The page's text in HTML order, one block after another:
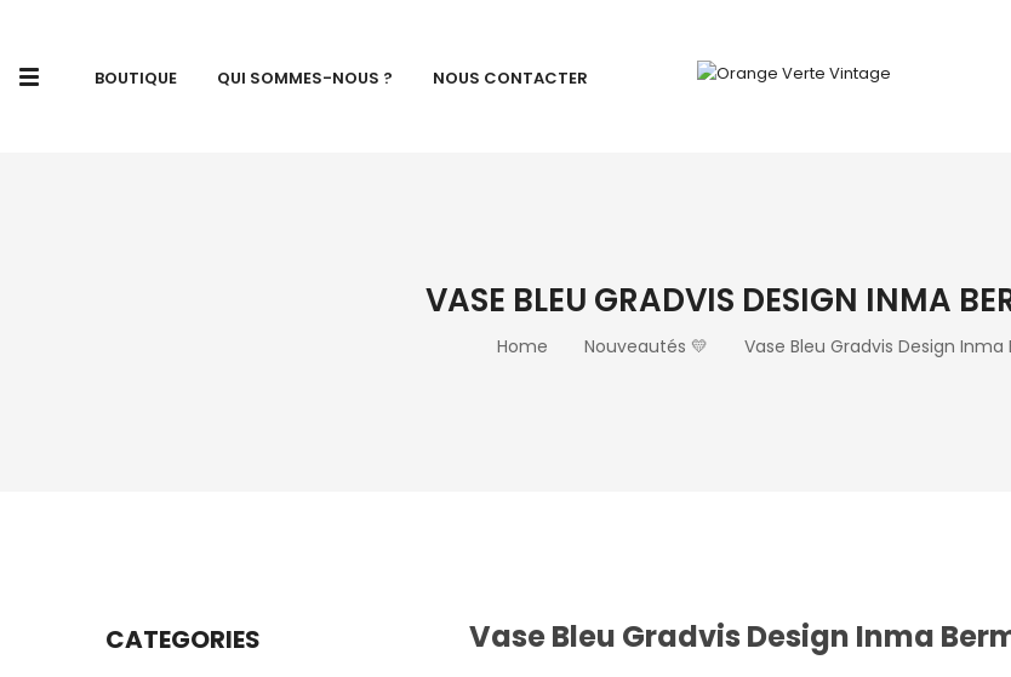
BOUTIQUE QUI SOMMES-NOUS ? NOUS CONTACTER
VASE BLEU GRADVIS DESIGN INMA
Home Nouveautés 💛 Vase Bleu Gradvis Design Inma
CATEGORIES Vase Bleu Gradvis Design Inma